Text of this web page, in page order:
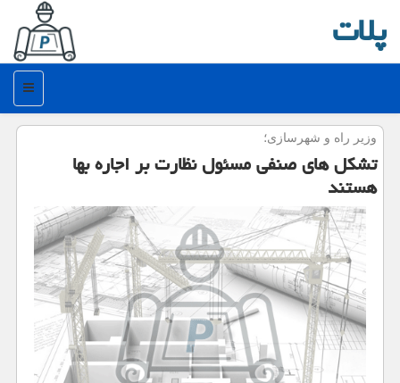
پلات
منو
وزیر راه و شهرسازی؛
تشكل های صنفی مسئول نظارت بر اجاره بها
هستند